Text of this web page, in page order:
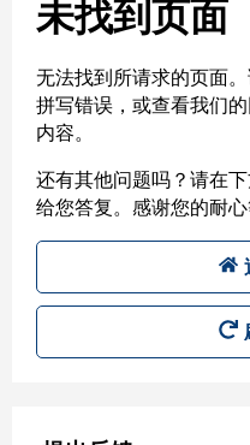
未找到页面
无法找到所请求的页面
拼写错误，或查看我们
内容。
还有其他问题吗？请在
给您答复。感谢您的耐心